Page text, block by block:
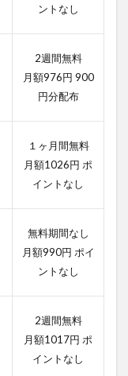
ントなし
2週間無料
月額976円 900
円分配布
１ヶ月間無料
月額1026円 ポ
イントなし
無料期間なし
月額990円 ポイ
ントなし
2週間無料
月額1017円 ポ
イントなし